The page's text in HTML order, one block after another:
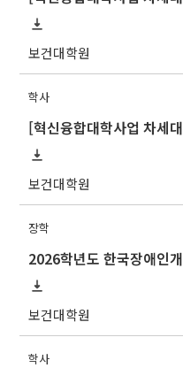
보건대학원
학사
보건대학원
장학
2026학년도 한국장애인
보건대학원
학사